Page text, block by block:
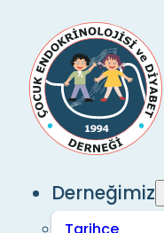
Derneğimiz